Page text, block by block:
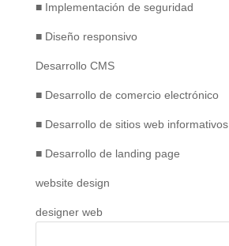
■ Implementación de seguridad
■ Diseño responsivo
Desarrollo CMS
■ Desarrollo de comercio electrónico
■ Desarrollo de sitios web informativos
■ Desarrollo de landing page
website design
designer web